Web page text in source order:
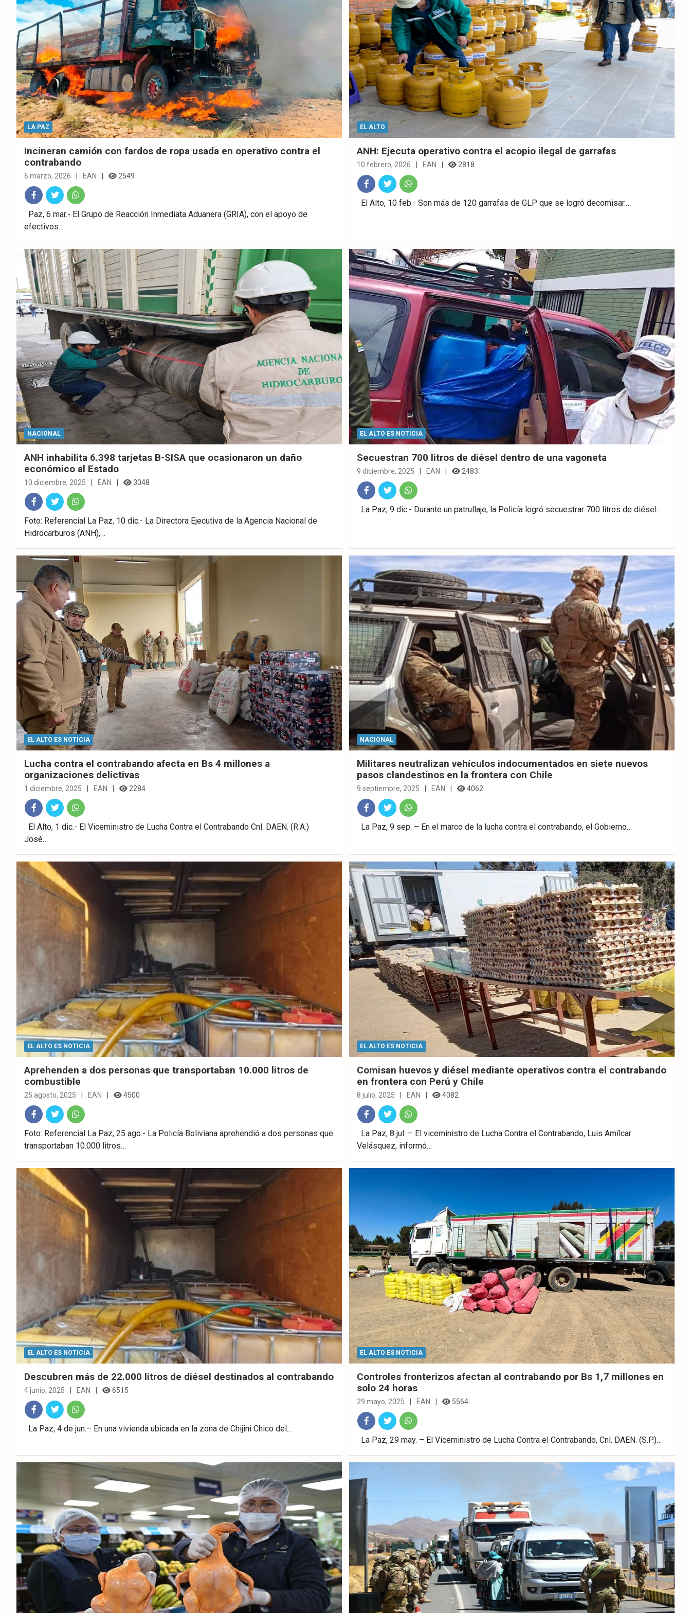
LA PAZ
Incineran camión con fardos de ropa usada en operativo contra el
contrabando
6 marzo, 2026 EAN 2549
Fac
ebo
ok
Twitt
er
What
p
Paz, 6 mar.- El Grupo de Reacción Inmediata Aduanera (GRIA), con el apoyo de
efectivos…
EL ALTO
ANH: Ejecuta operativo contra el acopio ilegal de garrafas
10 febrero, 2026 EAN 2818
Fac
Twitt What
El Alto, 10 feb.- Son más de 120 garrafas de GLP que se logró decomisar.…
NACIONAL
ANH inhabilita 6.398 tarjetas B-SISA que ocasionaron un daño
económico al Estado
10 diciembre, 2025 EAN 3048
Fac
ebo
ok
Twitt
er
What
sAp
p
Foto: Referencial La Paz, 10 dic.- La Directora Ejecutiva de la Agencia Nacional de
Hidrocarburos (ANH),…
EL ALTO ES NOTICIA
Secuestran 700 litros de diésel dentro de una vagoneta
9 diciembre, 2025 EAN 2483
Fac
Twitt What
La Paz, 9 dic.- Durante un patrullaje, la Policía logró secuestrar 700 litros de diésel…
EL ALTO ES NOTICIA
Lucha contra el contrabando afecta en Bs 4 millones a
organizaciones delictivas
1 diciembre, 2025 EAN 2284
Fac
ebo
ok
Twitt
er
What
p
El Alto, 1 dic.- El Viceministro de Lucha Contra el Contrabando Cnl. DAEN. (R.A.)
José…
NACIONAL
Militares neutralizan vehículos indocumentados en siete nuevos
pasos clandestinos en la frontera con Chile
9 septiembre, 2025 EAN 4062
Fac
ok
Twitt What
p
La Paz, 9 sep. – En el marco de la lucha contra el contrabando, el Gobierno…
EL ALTO ES NOTICIA
Aprehenden a dos personas que transportaban 10.000 litros de
combustible
25 agosto, 2025 EAN 4500
Fac
ebo
ok
Twitt
er
What
sAp
p
Foto: Referencial La Paz, 25 ago.- La Policía Boliviana aprehendió a dos personas que
transportaban 10.000 litros…
EL ALTO ES NOTICIA
Comisan huevos y diésel mediante operativos contra el contrabando
en frontera con Perú y Chile
8 julio, 2025 EAN 4082
Fac
ebo
ok
Twitt
er
What
sAp
p
La Paz, 8 jul. – El viceministro de Lucha Contra el Contrabando, Luis Amílcar
Velásquez, informó…
EL ALTO ES NOTICIA
Descubren más de 22.000 litros de diésel destinados al contrabando
4 junio, 2025 EAN 6515
Fac
ok
Twitt What
p
La Paz, 4 de jun.– En una vivienda ubicada en la zona de Chijini Chico del…
EL ALTO ES NOTICIA
Controles fronterizos afectan al contrabando por Bs 1,7 millones en
solo 24 horas
29 mayo, 2025 EAN 5564
Fac
ebo
Twitt
er
What
sAp
La Paz, 29 may. – El Viceministro de Lucha Contra el Contrabando, Cnl. DAEN. (S.P.)…